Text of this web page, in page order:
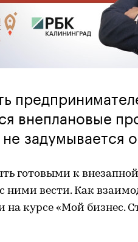
внеплановые
задумывается
готовыми к
с ними вести. Как
на курсе «Мой бизнес.